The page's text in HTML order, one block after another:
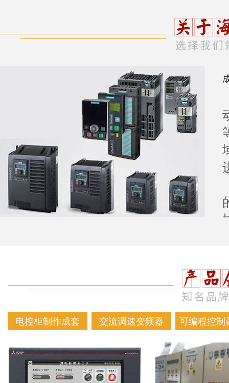
电控柜制作成套 交流调速变频器 可编程控制